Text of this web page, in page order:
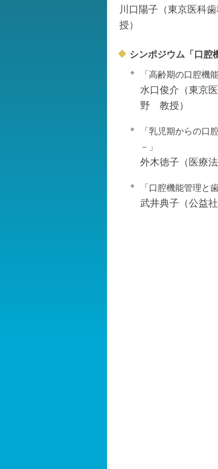
川口陽子（東京医科
授）
シンポジウム「口腔
「高齢期の口腔機
水口俊介（東京
野 教授）
「乳児期からの口
－」
外木徳子（医療
「口腔機能管理と
武井典子（公益